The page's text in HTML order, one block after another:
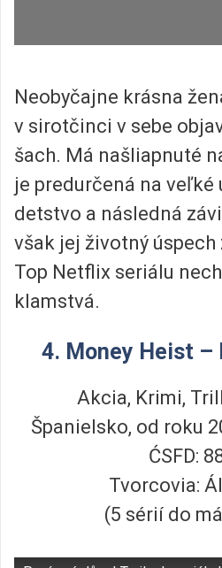
Neobyčajne krásna
v sirotčinci v sebe
šach. Má našliapnuté
je predurčená na veľké
detstvo a následná
však jej životný
Top Netflix seriálu
klamstvá.
4. Money Heist –
Akcia, Krimi,
Španielsko, od roku
ĆSFD:
Tvorcovia:
(5 sérií do